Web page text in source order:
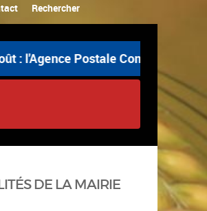
Rechercher
l'Agence Postale Communale est
DE LA MAIRIE